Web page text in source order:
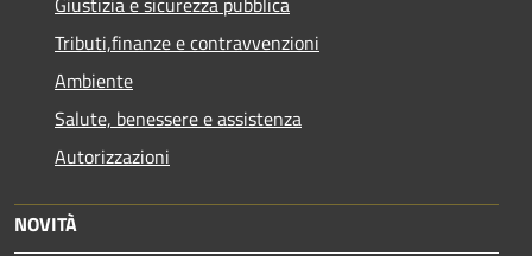
Tributi,finanze e contravvenzioni
Ambiente
Salute, benessere e assistenza
Autorizzazioni
NOVITÀ